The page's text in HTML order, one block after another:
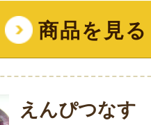
商品を見る
えんぴつなす